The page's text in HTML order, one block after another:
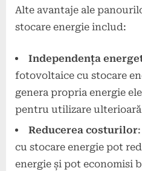
Alte avantaje ale
stocare energie includ:
Independența
fotovoltaice cu stocare
genera propria energie
pentru utilizare
Reducerea costurilor
cu stocare energie pot
energie și pot economisi